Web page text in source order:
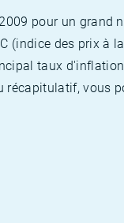
pour un grand
des prix à
taux
vous